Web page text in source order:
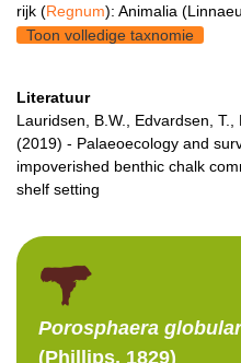
rijk (Regnum): Animalia
Toon volledige taxnomie
Literatuur
Lauridsen, B.W., Edvardsen, T.,
(2019) - Palaeoecology and
impoverished benthic chalk
shelf setting
Porosphaera
(Phillips, 1829)